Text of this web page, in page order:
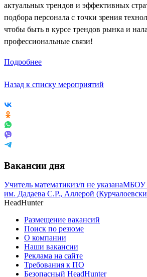
актуальных трендов и эффективных
подбора персонала с точки зрения
чтобы быть в курсе трендов рынка и
профессиональные связи!
Подробнее
Назад к списку мероприятий
Вакансии дня
Учитель математикиз/п не указанаМБОУ
им. Дадаева С.Р., Аллерой
HeadHunter
Размещение вакансий
Поиск по резюме
О компании
Наши вакансии
Реклама на сайте
Требования к ПО
Безопасный HeadHunter